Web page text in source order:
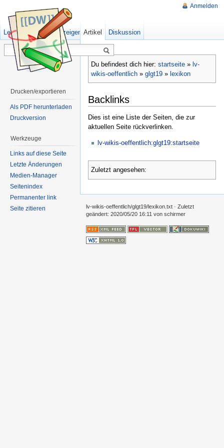
Du befindest dich hier: startseite » lv-
wikis-oeffentlich » glgt19 » lexikon
Backlinks
Dies ist eine Liste der Seiten, die zur
aktuellen Seite rückverlinken.
lv-wikis-oeffentlich:glgt19:startseite
Zuletzt angesehen:
Anmelden
Artikel Diskussion
Lesen Quelltext anzeigen Ältere Versionen
Drucken/exportieren
Als PDF herunterladen
Druckversion
Werkzeuge
Links auf diese Seite
Letzte Änderungen
Medien-Manager
Seitenindex
Permanenter link
Seite zitieren
lv-wikis-oeffentlich/glgt19/lexikon.txt · Zuletzt
geändert: 2020/05/20 16:11 von schirmer